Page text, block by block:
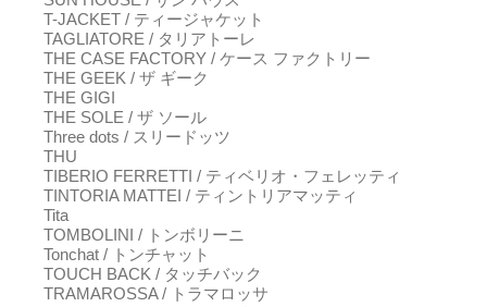
T-JACKET / ティージャケット
TAGLIATORE / タリアトーレ
THE CASE FACTORY / ケース ファクトリー
THE GEEK / ザ ギーク
THE GIGI
THE SOLE / ザ ソール
Three dots / スリードッツ
THU
TIBERIO FERRETTI / ティベリオ・フェレッティ
TINTORIA MATTEI / ティントリアマッティ
Tita
TOMBOLINI / トンボリーニ
Tonchat / トンチャット
TOUCH BACK / タッチバック
TRAMAROSSA / トラマロッサ